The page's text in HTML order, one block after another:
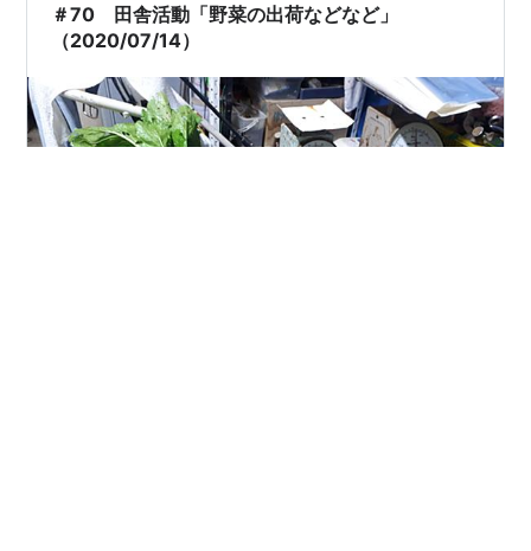
ってくれてる！！！笑 日本習字やるなぁ…。 今、誰か
Twitterでつぶやいたり、…
＃70 田舎活動「野菜の出荷などなど」
（2020/07/14）